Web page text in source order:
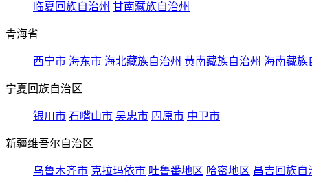
临夏回族自治州 甘南藏族自治州
青海省
西宁市 海东市 海北藏族自治州 黄南藏族自治州 海南藏族
宁夏回族自治区
银川市 石嘴山市 吴忠市 固原市 中卫市
新疆维吾尔自治区
乌鲁木齐市 克拉玛依市 吐鲁番地区 哈密地区 昌吉回族自